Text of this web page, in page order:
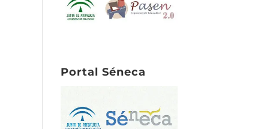
Portal Séneca